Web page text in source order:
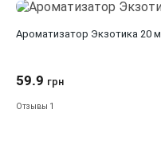
Aроматизатор Экзотика 20
59.9 грн
Отзывы 1